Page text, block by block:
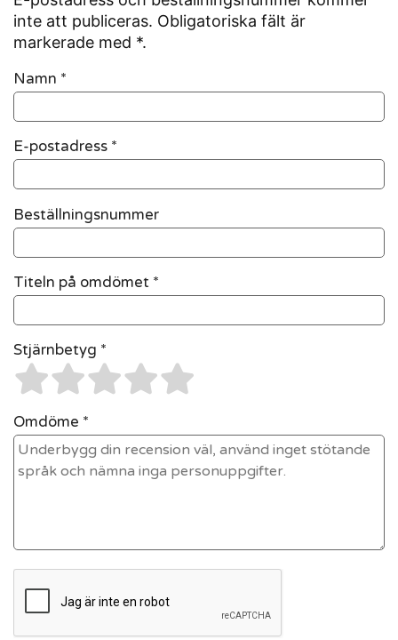
inte att publiceras. Obligatoriska fält är
markerade med *.
Namn *
E-postadress *
Beställningsnummer
Titeln på omdömet *
Stjärnbetyg *
Omdöme *